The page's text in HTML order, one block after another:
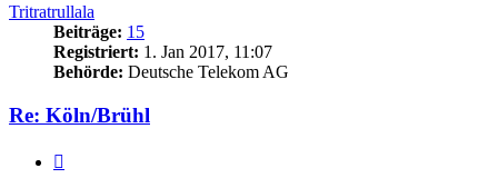
Tritratrullala
Beiträge: 15
Registriert: 1. Jan 2017, 11:07
Behörde: Deutsche Telekom AG
Re: Köln/Brühl